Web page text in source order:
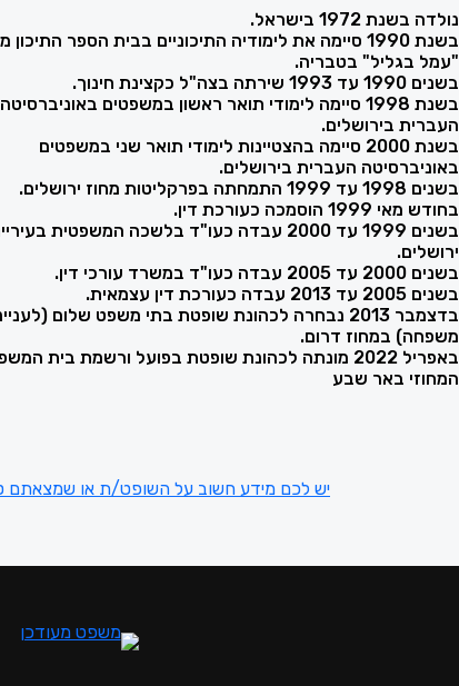
נולדה בשנת 1972 בישראל.
בשנת 1990 סיימה את לימודיה התיכוניים בבית הספר התיכון
"עמל בגליל" בטבריה.
בשנים 1990 עד 1993 שירתה בצה"ל כקצינת חינוך.
בשנת 1998 סיימה לימודי תואר ראשון במשפטים באוניברסיטה
העברית בירושלים.
בשנת 2000 סיימה בהצטיינות לימודי תואר שני במשפטים
באוניברסיטה העברית בירושלים.
בשנים 1998 עד 1999 התמחתה בפרקליטות מחוז ירושלים.
בחודש מאי 1999 הוסמכה כעורכת דין.
בשנים 1999 עד 2000 עבדה כעו"ד בלשכה המשפטית
ירושלים.
בשנים 2000 עד 2005 עבדה כעו"ד במשרד עורכי דין.
בשנים 2005 עד 2013 עבדה כעורכת דין עצמאית.
בדצמבר 2013 נבחרה לכהונת שופטת בתי משפט שלום
משפחה) במחוז דרום.
באפריל 2022 מונתה לכהונת שופטת בפועל ורשמת בית
המחוזי באר שבע
יש לכם מידע חשוב על השופט/ת או שמצאתם